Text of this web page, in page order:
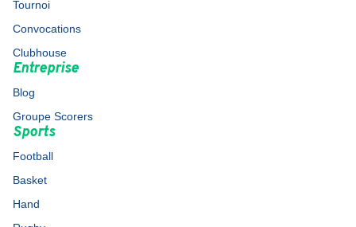
Tournoi
Convocations
Clubhouse
Entreprise
Blog
Groupe Scorers
Sports
Football
Basket
Hand